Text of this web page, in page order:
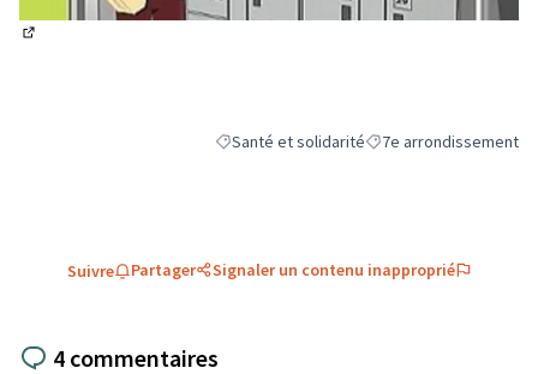
Filtrer les résultats de la catégorie : Santé
Santé et solidaritéFiltrer les résultats
7e arrondissement
Suivre Partager Signaler un contenu inapproprié
4 commentaires